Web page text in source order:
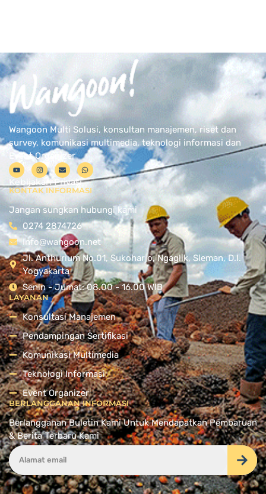
Wangoon Multi Solusi, konsultan manajemen, riset dan
survey, komunikasi multimedia, teknologi informasi dan
Event Organizer
Kebijakan Privasi
KONTAK INFORMASI
Jangan sungkan hubungi kami
0274 2874726
Info@wangoon.net
Jl. Anthurium No.01, Sukoharjo, Ngaglik, Sleman, D.I.
Yogyakarta
Senin - Jumat: 08.00 - 16.00 WIB
LAYANAN
Konsultasi Manajemen
Pendampingan Sertifikasi
Komunikasi Multimedia
Teknologi Informasi
Event Organizer
BERLANGGANAN INFORMASI
Berlangganan Buletin Kami Untuk Mendapatkan Pembaruan
& Berita Terbaru Kami